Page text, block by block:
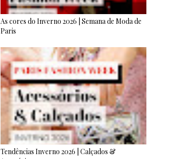
As cores do Inverno 2026 | Semana de Moda de
Paris
Tendências Inverno 2026 | Calçados &